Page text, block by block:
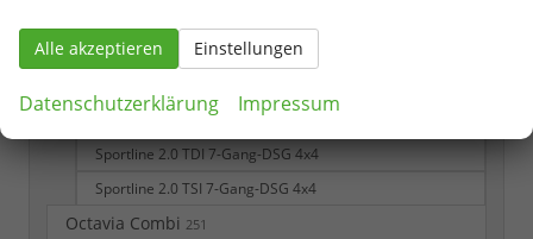
Sportline 1.5 TSI iV 6-Gang-DSG
Sportline 2.0 TDI 7-Gang-DSG
Sportline 2.0 TDI 7-Gang-DSG 4x4
Sportline 2.0 TSI 7-Gang-DSG 4x4
Octavia Combi 251
Alle akzeptieren Einstellungen
Datenschutzerklärung Impressum